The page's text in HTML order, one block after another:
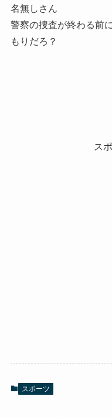
名無しさん
警察の捜査が終わる前
もりだろ？
ス
スポーツ